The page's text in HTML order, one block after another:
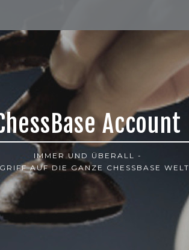
Account
IMMER UND ÜBERALL -
AUF DIE GANZE CHESSBASE WELT